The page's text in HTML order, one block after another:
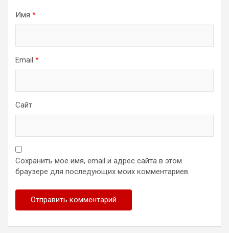
Имя *
Email *
Сайт
Сохранить моё имя, email и адрес сайта в этом
браузере для последующих моих комментариев.